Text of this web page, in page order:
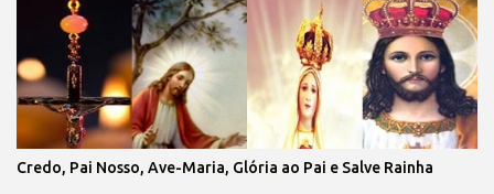
Credo, Pai Nosso, Ave-Maria, Glória ao Pai e Salve Rainha